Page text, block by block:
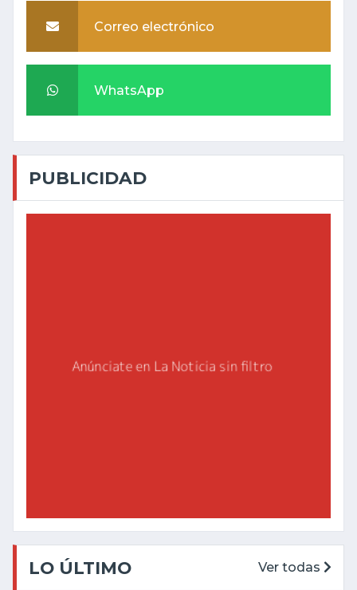
Correo electrónico
WhatsApp
PUBLICIDAD
LO ÚLTIMO Ver todas